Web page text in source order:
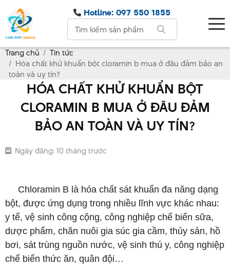
Hotline: 097 550 1855
Trang chủ
Tin tức
Hóa chất khử khuẩn bột cloramin b mua ở đâu đảm bảo an
toàn và uy tín?
HÓA CHẤT KHỬ KHUẨN BỘT
CLORAMIN B MUA Ở ĐÂU ĐẢM
BẢO AN TOÀN VÀ UY TÍN?
Ngày đăng: 10 tháng trước
Chloramin B là hóa chất sát khuẩn đa năng dạng
bột, được ứng dụng trong nhiều lĩnh vực khác nhau:
y tế, vệ sinh công cộng, công nghiệp chế biến sữa,
dược phẩm, chăn nuôi gia súc gia cầm, thủy sản, hồ
bơi, sát trùng nguồn nước, vệ sinh thú y, công nghiệp
chế biến thức ăn, quân đội…